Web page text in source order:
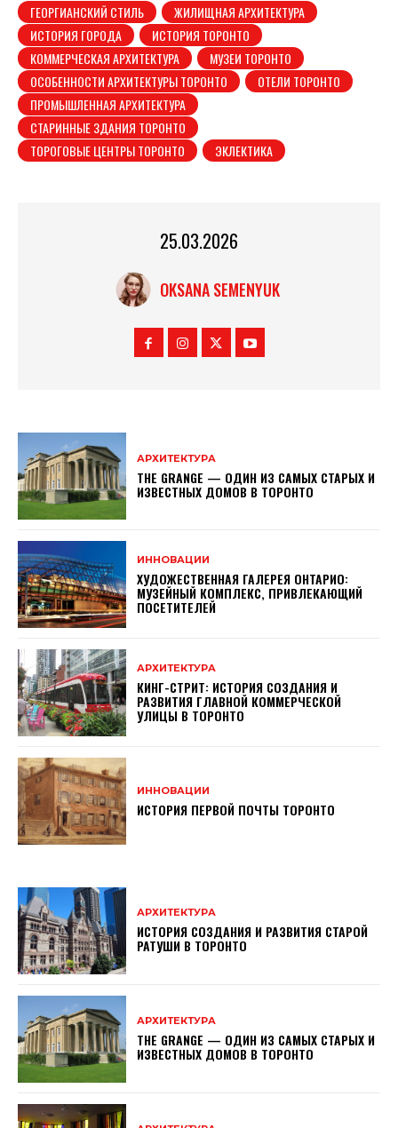
ГЕОРГИАНСКИЙ СТИЛЬ
ЖИЛИЩНАЯ АРХИТЕКТУРА
ИСТОРИЯ ГОРОДА
ИСТОРИЯ ТОРОНТО
КОММЕРЧЕСКАЯ АРХИТЕКТУРА
МУЗЕИ ТОРОНТО
ОСОБЕННОСТИ АРХИТЕКТУРЫ ТОРОНТО
ОТЕЛИ ТОРОНТО
ПРОМЫШЛЕННАЯ АРХИТЕКТУРА
СТАРИННЫЕ ЗДАНИЯ ТОРОНТО
ТОРОГОВЫЕ ЦЕНТРЫ ТОРОНТО
ЭКЛЕКТИКА
25.03.2026
OKSANA SEMENYUK
АРХИТЕКТУРА
THE GRANGE — ОДИН ИЗ САМЫХ СТАРЫХ И
ИЗВЕСТНЫХ ДОМОВ В ТОРОНТО
ИННОВАЦИИ
ХУДОЖЕСТВЕННАЯ ГАЛЕРЕЯ ОНТАРИО:
МУЗЕЙНЫЙ КОМПЛЕКС, ПРИВЛЕКАЮЩИЙ
ПОСЕТИТЕЛЕЙ
АРХИТЕКТУРА
КИНГ-СТРИТ: ИСТОРИЯ СОЗДАНИЯ И
РАЗВИТИЯ ГЛАВНОЙ КОММЕРЧЕСКОЙ
УЛИЦЫ В ТОРОНТО
ИННОВАЦИИ
ИСТОРИЯ ПЕРВОЙ ПОЧТЫ ТОРОНТО
АРХИТЕКТУРА
ИСТОРИЯ СОЗДАНИЯ И РАЗВИТИЯ СТАРОЙ
РАТУШИ В ТОРОНТО
АРХИТЕКТУРА
THE GRANGE — ОДИН ИЗ САМЫХ СТАРЫХ И
ИЗВЕСТНЫХ ДОМОВ В ТОРОНТО